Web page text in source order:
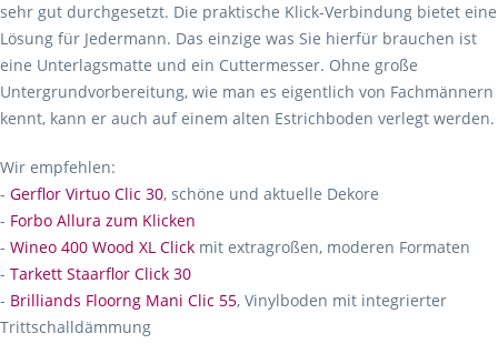
sehr gut durchgesetzt. Die praktische Klick-Verbindung bietet eine
Lösung für Jedermann. Das einzige was Sie hierfür brauchen ist
eine Unterlagsmatte und ein Cuttermesser. Ohne große
Untergrundvorbereitung, wie man es eigentlich von Fachmännern
kennt, kann er auch auf einem alten Estrichboden verlegt werden.
Wir empfehlen:
- Gerflor Virtuo Clic 30, schöne und aktuelle Dekore
- Forbo Allura zum Klicken
- Wineo 400 Wood XL Click mit extragroßen, moderen Formaten
- Tarkett Staarflor Click 30
- Brilliands Floorng Mani Clic 55, Vinylboden mit integrierter
Trittschalldämmung